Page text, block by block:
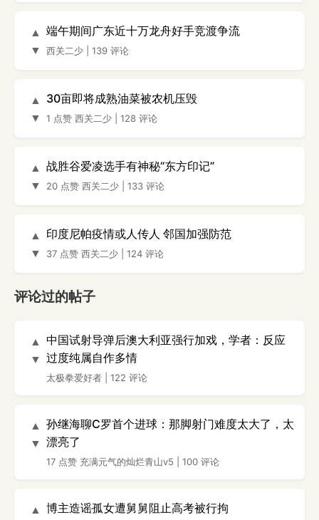
▲
▼
端午期间广东近十万龙舟好手竞渡争流
西关二少 139 评论
▲
▼
30亩即将成熟油菜被农机压毁
1 点赞 西关二少 128 评论
▲
▼
战胜谷爱凌选手有神秘“东方印记”
20 点赞 西关二少 133 评论
▲
▼
印度尼帕疫情或人传人 邻国加强防范
37 点赞 西关二少 124 评论
评论过的帖子
▲
▼
中国试射导弹后澳大利亚强行加戏，学者：反应
过度纯属自作多情
太极拳爱好者 122 评论
▲
▼
孙继海聊C罗首个进球：那脚射门难度太大了，太
漂亮了
17 点赞 充满元气的灿烂青山v5 100 评论
▲
博主造谣孤女遭舅舅阻止高考被行拘